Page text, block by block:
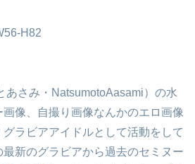
H82
あさみ・NatsumotoAasami）の水
像、自撮り画像なんかのエロ画像
ラビアアイドルとして活動をして
新のグラビアから過去のセミヌー